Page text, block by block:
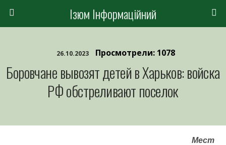
Ізюм Інформаційний
26.10.2023 Просмотрели: 1078
Боровчане вывозят детей в Харьков: войска
РФ обстреливают поселок
Мест